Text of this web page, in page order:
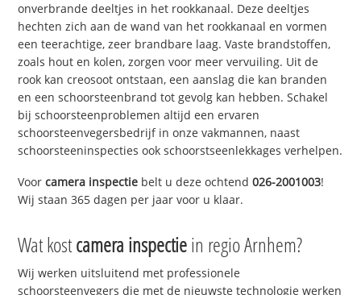
onverbrande deeltjes in het rookkanaal. Deze deeltjes
hechten zich aan de wand van het rookkanaal en vormen
een teerachtige, zeer brandbare laag. Vaste brandstoffen,
zoals hout en kolen, zorgen voor meer vervuiling. Uit de
rook kan creosoot ontstaan, een aanslag die kan branden
en een schoorsteenbrand tot gevolg kan hebben. Schakel
bij schoorsteenproblemen altijd een ervaren
schoorsteenvegersbedrijf in onze vakmannen, naast
schoorsteeninspecties ook schoorstseenlekkages verhelpen.
Voorcamera inspectie belt u deze ochtend026-2001003!
Wij staan 365 dagen per jaar voor u klaar.
Wat kostcamera inspectiein regio Arnhem?
Wij werken uitsluitend met professionele
schoorsteenvegers die met de nieuwste technologie werken